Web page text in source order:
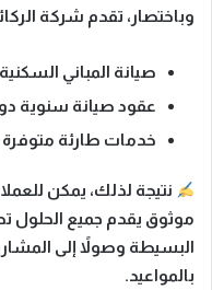
وباختصار ، تقدم شركة
صيانة المباني
عقود صيانة سنوية
خدمات طارئة متوفرة
نتيجة لذلك، يمكن
موثوق يقدم جميع الحلول
البسيطة وصولاً إلى
بالمواعيد.